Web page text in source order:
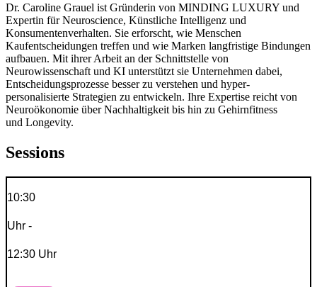
Dr. Caroline Grauel ist Gründerin von MINDING LUXURY und
Expertin für Neuroscience, Künstliche Intelligenz und
Konsumentenverhalten. Sie erforscht, wie Menschen
Kaufentscheidungen treffen und wie Marken langfristige Bindungen
aufbauen. Mit ihrer Arbeit an der Schnittstelle von
Neurowissenschaft und KI unterstützt sie Unternehmen dabei,
Entscheidungsprozesse besser zu verstehen und hyper-
personalisierte Strategien zu entwickeln. Ihre Expertise reicht von
Neuroökonomie über Nachhaltigkeit bis hin zu Gehirnfitness
und Longevity.
Sessions
10:30
Uhr -
12:30 Uhr